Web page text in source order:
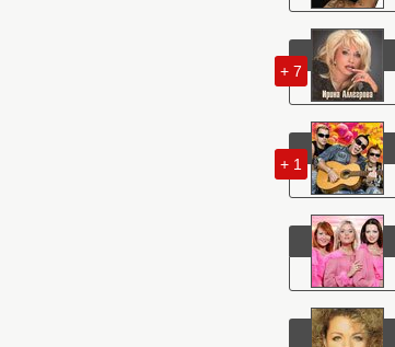
+ 7
+ 1